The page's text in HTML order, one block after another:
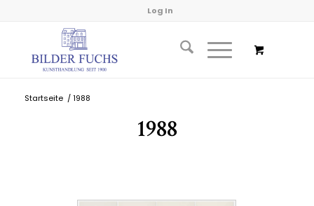
Log In
Startseite / 1988
1988